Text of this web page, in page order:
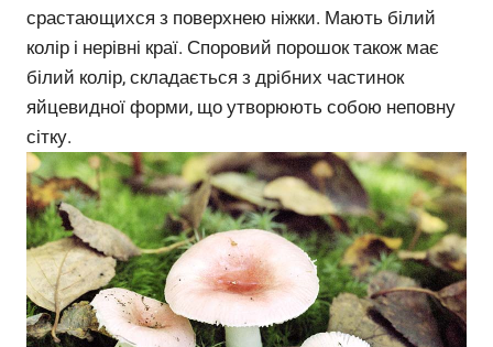
срастающихся з поверхнею ніжки. Мають білий
колір і нерівні краї. Споровий порошок також має
білий колір, складається з дрібних частинок
яйцевидної форми, що утворюють собою неповну
сітку.